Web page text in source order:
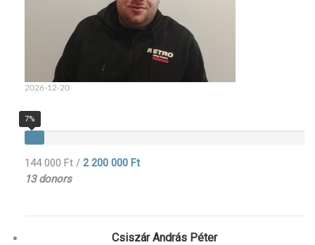
2026-12-20
7%
144 000 Ft / 2 200 000 Ft
13 donors
Csiszár András Péter